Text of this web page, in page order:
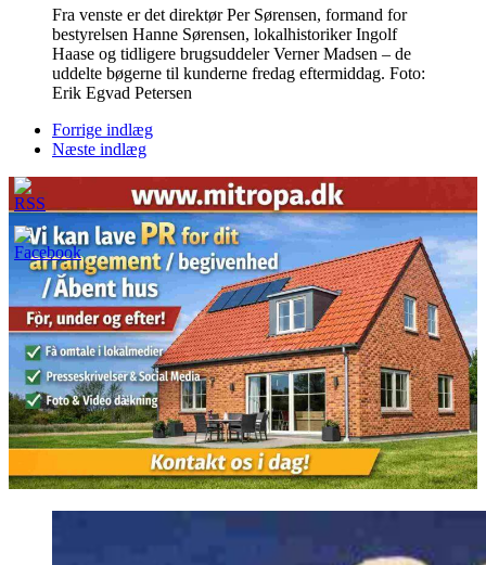
Fra venste er det direktør Per Sørensen, formand for
bestyrelsen Hanne Sørensen, lokalhistoriker Ingolf
Haase og tidligere brugsuddeler Verner Madsen – de
uddelte bøgerne til kunderne fredag eftermiddag. Foto:
Erik Egvad Petersen
Forrige indlæg
Næste indlæg